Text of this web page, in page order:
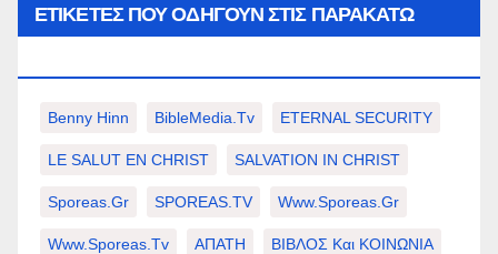
ΕΤΙΚΈΤΕΣ ΠΟΥ ΟΔΗΓΟΎΝ ΣΤΙΣ ΠΑΡΑΚΆΤΩ
Benny Hinn BibleMedia.tv ETERNAL SECURITY
LE SALUT EN CHRIST SALVATION IN CHRIST
Sporeas.gr SPOREAS.TV Www.sporeas.gr
Www.sporeas.tv ΑΠΑΤΗ ΒΙΒΛΟΣ Και ΚΟΙΝΩΝΙΑ